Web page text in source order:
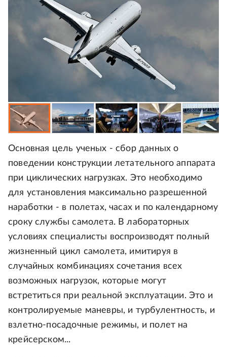
Основная цель ученых - сбор данных о
поведении конструкции летательного аппарата
при циклических нагрузках. Это необходимо
для установления максимально разрешенной
наработки - в полетах, часах и по календарному
сроку службы самолета. В лабораторных
условиях специалисты воспроизводят полный
жизненный цикл самолета, имитируя в
случайных комбинациях сочетания всех
возможных нагрузок, которые могут
встретиться при реальной эксплуатации. Это и
контролируемые маневры, и турбулентность, и
взлетно-посадочные режимы, и полет на
крейсерском...